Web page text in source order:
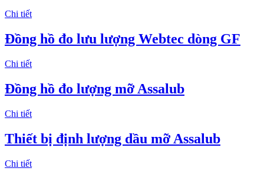
Chi tiết
Đồng hồ đo lưu lượng Webtec dòng GF
Chi tiết
Đồng hồ đo lượng mỡ Assalub
Chi tiết
Thiết bị định lượng dầu mỡ Assalub
Chi tiết